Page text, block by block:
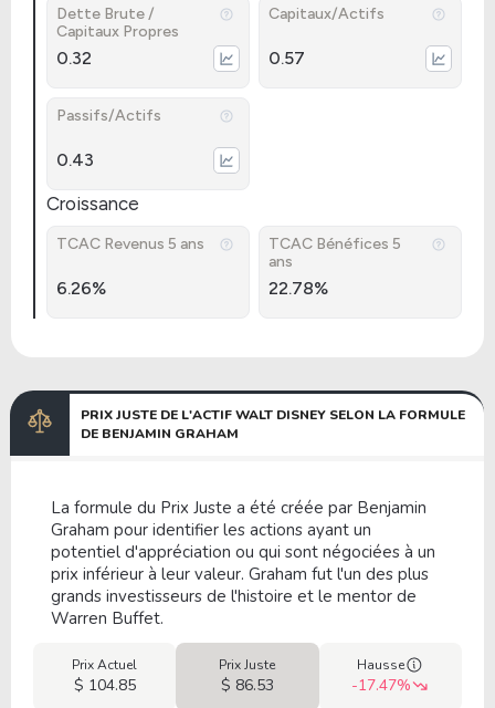
Dette Brute /
Capitaux Propres
0.32
Capitaux/Actifs
0.57
Passifs/Actifs
0.43
Croissance
TCAC Revenus 5 ans
6.26%
TCAC Bénéfices 5
ans
22.78%
PRIX JUSTE DE L'ACTIF WALT DISNEY SELON LA FORMULE
DE BENJAMIN GRAHAM
La formule du Prix Juste a été créée par Benjamin
Graham pour identifier les actions ayant un
potentiel d'appréciation ou qui sont négociées à un
prix inférieur à leur valeur. Graham fut l'un des plus
grands investisseurs de l'histoire et le mentor de
Warren Buffet.
Prix Actuel
$ 104.85
Prix Juste
$ 86.53
Hausse
-17.47%